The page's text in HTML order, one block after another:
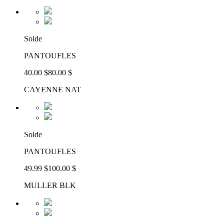
Solde
PANTOUFLES
40.00 $80.00 $
CAYENNE NAT
Solde
PANTOUFLES
49.99 $100.00 $
MULLER BLK